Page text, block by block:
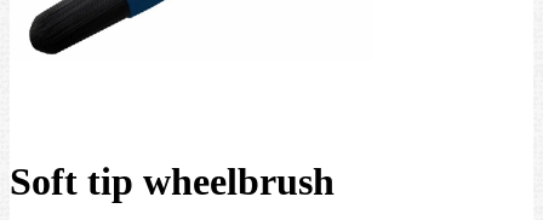
Soft tip wheelbrush